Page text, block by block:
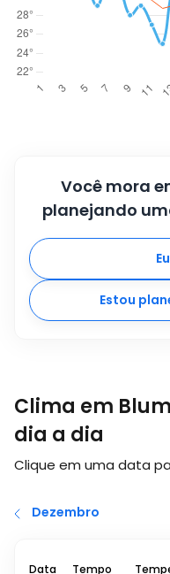
Você mora
planejando
Estou
Clima em
dia a dia
Clique em uma data
Dezembro
Data Tempo